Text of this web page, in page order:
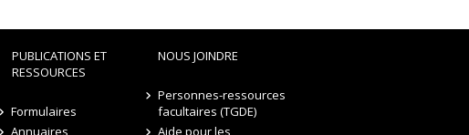
PUBLICATIONS ET
RESSOURCES
Formulaires
Annuaires
NOUS JOINDRE
Personnes-ressources
facultaires (TGDE)
Aide pour les